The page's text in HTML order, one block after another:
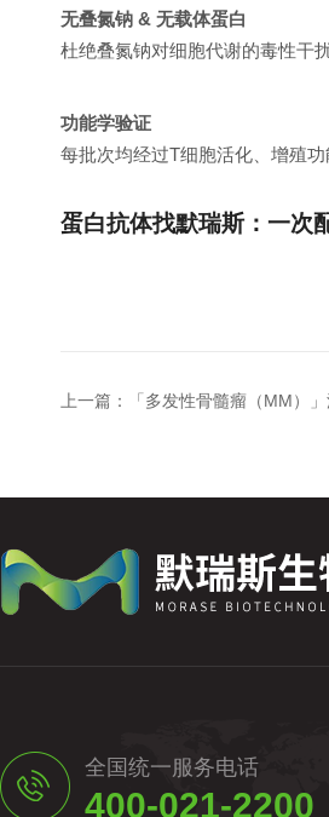
无叠氮钠 & 无载体蛋白
杜绝叠氮钠对细胞代谢的毒性干
功能学验证
每批次均经过T细胞活化、增殖
蛋白抗体找默瑞斯：一次
上一篇： 「多发性骨髓瘤（MM）
全国统一服务电话
400-021-2200